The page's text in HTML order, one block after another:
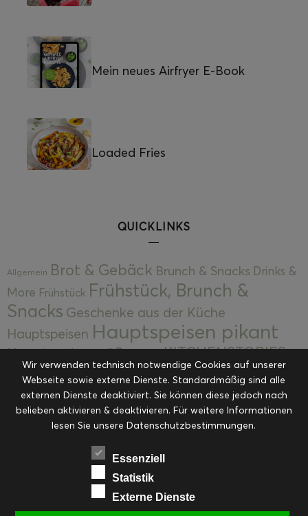
Mein neues Airfryer E-Book
Loaded Fries
QUICKLINKS
Allgemein Brot & Gebäck Brunch & Snacks Drinks &
More Frühstück Frühstück, Brunch &
Snacks Geschenke aus der Küche
Hauptspeisen Hauptspeisen pikant
Hauptspeisen süßKekseKITCHENSTORIES
Kuchen, Torten & Desserts Kuchen und
Desserts Kulinarik Kulinarische Mitbringsel &
Eingemachtes Ohne Kategorie Ostern Resteküche
RezepteSaisonalSliderStartseite
Suppen, Salate & Vorspeisen
Vorspeisen, Salate & Suppen
Weihnachten Workshops & Events
Wir verwenden technisch notwendige Cookies auf unserer
Webseite sowie externe Dienste. Standardmäßig sind alle
externen Dienste deaktiviert. Sie können diese jedoch nach
belieben aktivieren & deaktivieren. Für weitere Informationen
lesen Sie unsere Datenschutzbestimmungen.
Essenziell
Statistik
Externe Dienste